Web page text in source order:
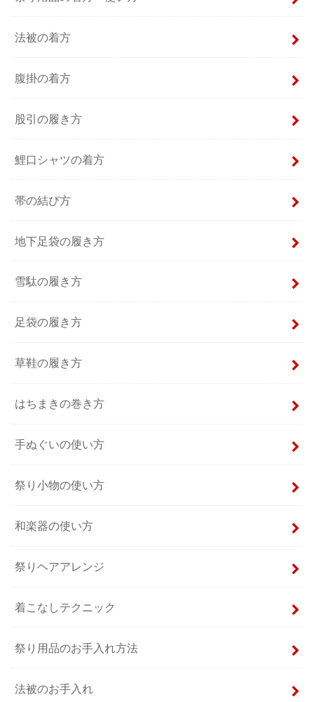
法被の着方
腹掛の着方
股引の履き方
鯉口シャツの着方
帯の結び方
地下足袋の履き方
雪駄の履き方
足袋の履き方
草鞋の履き方
はちまきの巻き方
手ぬぐいの使い方
祭り小物の使い方
和楽器の使い方
祭りヘアアレンジ
着こなしテクニック
祭り用品のお手入れ方法
法被のお手入れ